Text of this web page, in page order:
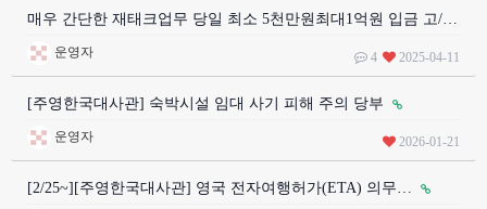
매우 간단한 재태크업무 당일 최소 5천만원최대1억원 입금 고/…
운영자 4 2025-04-11
[주영한국대사관] 숙박시설 임대 사기 피해 주의 당부
운영자 2026-01-21
[2/25~][주영한국대사관] 영국 전자여행허가(ETA) 의무…